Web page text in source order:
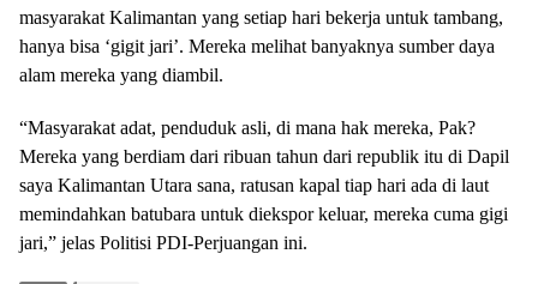
masyarakat Kalimantan yang setiap hari bekerja untuk tambang,
hanya bisa ‘gigit jari’. Mereka melihat banyaknya sumber daya
alam mereka yang diambil.
“Masyarakat adat, penduduk asli, di mana hak mereka, Pak?
Mereka yang berdiam dari ribuan tahun dari republik itu di Dapil
saya Kalimantan Utara sana, ratusan kapal tiap hari ada di laut
memindahkan batubara untuk diekspor keluar, mereka cuma gigi
jari,” jelas Politisi PDI-Perjuangan ini.